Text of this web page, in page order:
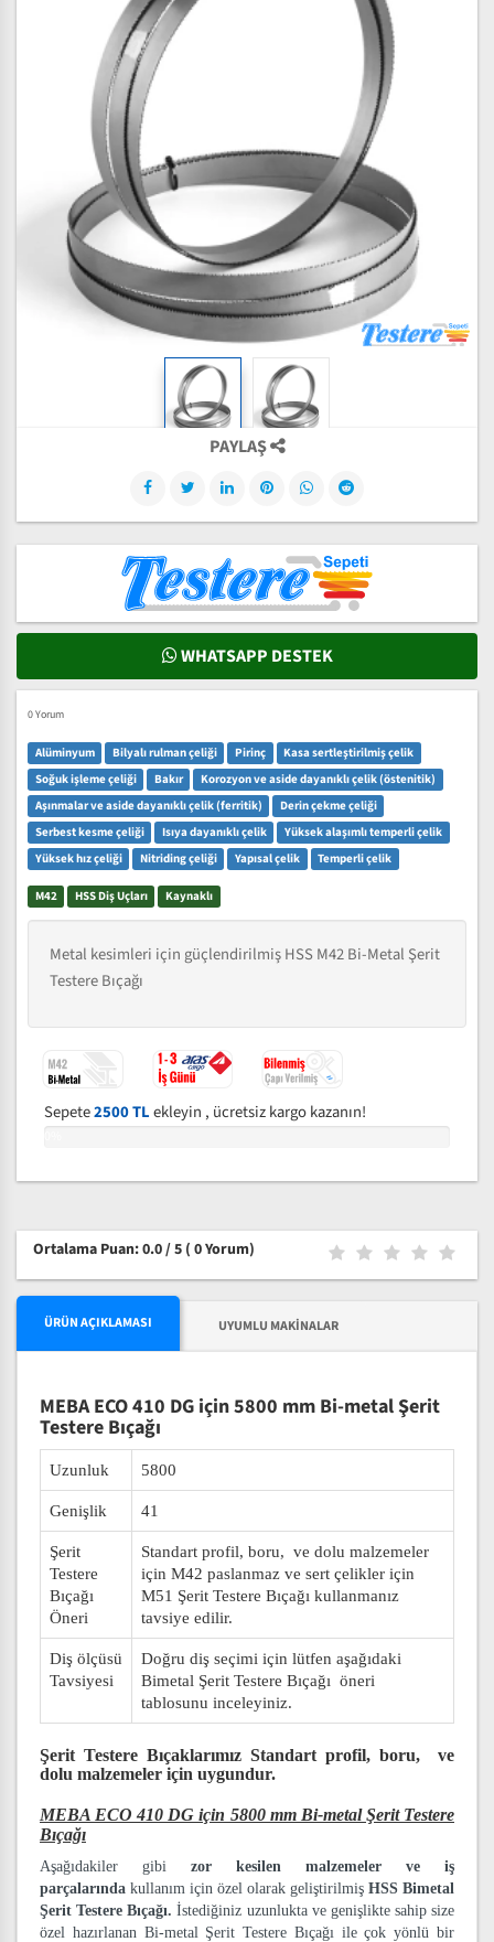
PAYLAŞ
WHATSAPP DESTEK
0 Yorum
Alüminyum Bilyalı rulman çeliği Pirinç
Kasa sertleştirilmiş çelik
Soğuk işleme çeliği
Bakır
Korozyon ve aside dayanıklı çelik (östenitik)
Aşınmalar ve aside dayanıklı çelik (ferritik)
Derin çekme çeliği
Serbest kesme çeliği
Isıya dayanıklı çelik
Yüksek alaşımlı temperli çelik
Yüksek hız çeliği
Nitriding çeliği Yapısal çelik Temperli çelik
M42 HSS Diş Uçları Kaynaklı
Metal kesimleri için güçlendirilmiş HSS M42 Bi-Metal Şerit
Testere Bıçağı
Sepete2500 TLekleyin , ücretsiz kargo kazanın!
Ortalama Puan: 0.0 / 5 ( 0 Yorum)
ÜRÜN AÇIKLAMASI UYUMLU MAKINALAR
MEBA ECO 410 DG için 5800 mm Bi-metal Şerit
Testere Bıçağı
Uzunluk 5800
Genişlik 41
Şerit
Testere
Bıçağı
Öneri
Standart profil, boru, ve dolu malzemeler
için M42 paslanmaz ve sert çelikler için
M51 Şerit Testere Bıçağı kullanmanız
tavsiye edilir.
Diş ölçüsü
Tavsiyesi
Doğru diş seçimi için lütfen aşağıdaki
Bimetal Şerit Testere Bıçağı öneri
tablosunu inceleyiniz.
Şerit Testere Bıçaklarımız Standart profil, boru, ve
dolu malzemeler için uygundur.
MEBA ECO 410 DG için 5800 mm Bi-metal Şerit Testere
Bıçağı
Aşağıdakiler gibi zor kesilen malzemeler ve iş
parçalarında kullanım için özel olarak geliştirilmiş HSS Bimetal
Şerit Testere Bıçağı.İstediğiniz uzunlukta ve genişlikte sahip size
özel hazırlanan Bi-metal Şerit Testere Bıçağı ile çok yönlü bir